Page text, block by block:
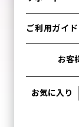
ご利用ガイ
お客
お気に入り